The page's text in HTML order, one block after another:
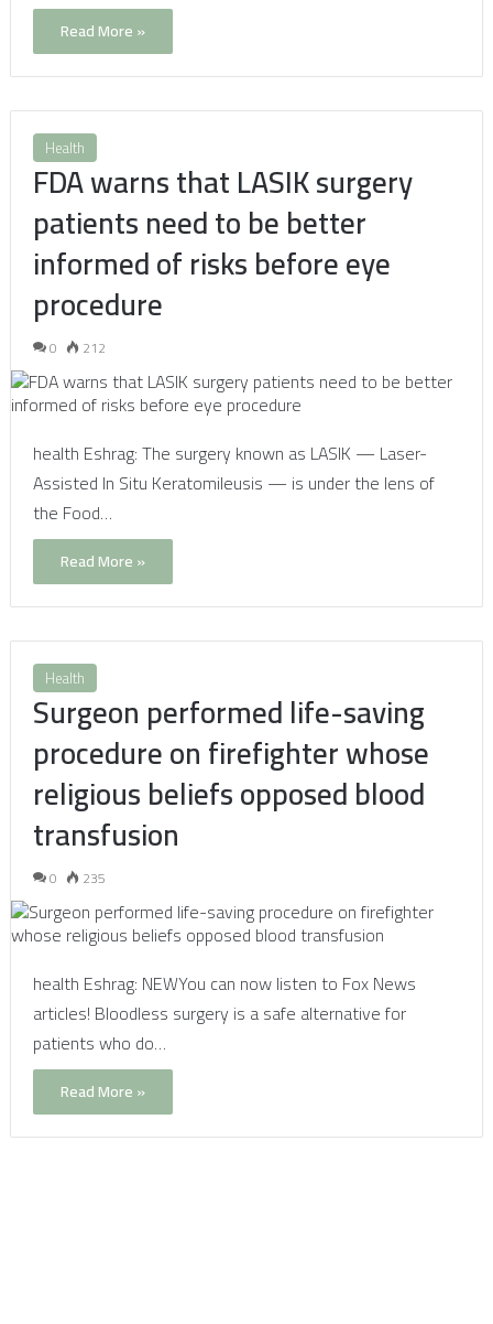
Read More »
Health
FDA warns that LASIK surgery
patients need to be better
informed of risks before eye
procedure
0 212
health Eshrag: The surgery known as LASIK — Laser-
Assisted In Situ Keratomileusis — is under the lens of
the Food…
Read More »
Health
Surgeon performed life-saving
procedure on firefighter whose
religious beliefs opposed blood
transfusion
0 235
health Eshrag: NEWYou can now listen to Fox News
articles! Bloodless surgery is a safe alternative for
patients who do…
Read More »